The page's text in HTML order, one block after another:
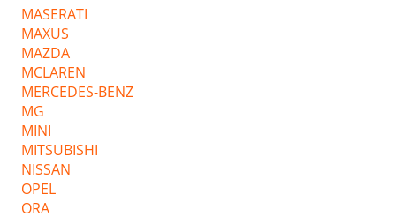
MASERATI
MAXUS
MAZDA
MCLAREN
MERCEDES-BENZ
MG
MINI
MITSUBISHI
NISSAN
OPEL
ORA